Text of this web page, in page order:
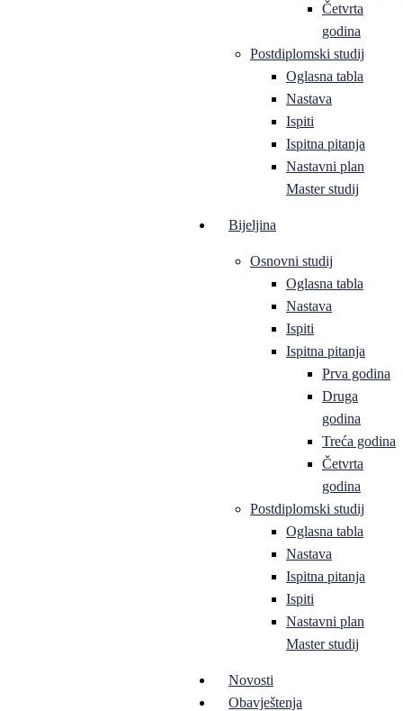
Četvrta
godina
Postdiplomski studij
Oglasna tabla
Nastava
Ispiti
Ispitna pitanja
Nastavni plan
Master studij
Bijeljina
Osnovni studij
Oglasna tabla
Nastava
Ispiti
Ispitna pitanja
Prva godina
Druga
godina
Treća godina
Četvrta
godina
Postdiplomski studij
Oglasna tabla
Nastava
Ispitna pitanja
Ispiti
Nastavni plan
Master studij
Novosti
Obavještenja